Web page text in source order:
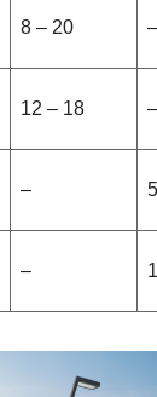
8 – 20 –
12 – 18 –
–
–